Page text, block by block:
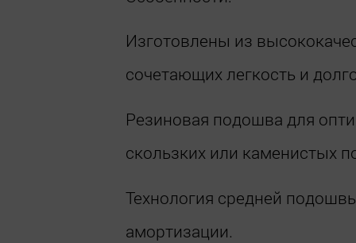
Изготовлены из
сочетающих легкость и
Резиновая подошва для
скользких или каменистых
Технология средней
амортизации.